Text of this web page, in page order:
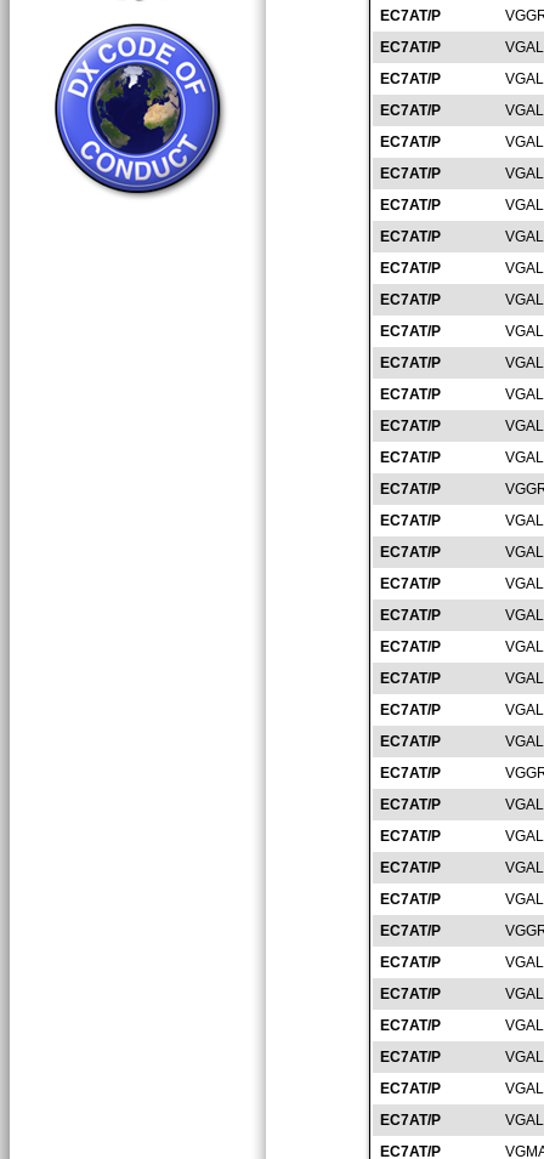
EC7AT/P
EC7AT/P
EC7AT/P
EC7AT/P
EC7AT/P
EC7AT/P
EC7AT/P
EC7AT/P
EC7AT/P
EC7AT/P
EC7AT/P
EC7AT/P
EC7AT/P
EC7AT/P
EC7AT/P
EC7AT/P
EC7AT/P
EC7AT/P
EC7AT/P
EC7AT/P
EC7AT/P
EC7AT/P
EC7AT/P
EC7AT/P
EC7AT/P
EC7AT/P
EC7AT/P
EC7AT/P
EC7AT/P
EC7AT/P
EC7AT/P
EC7AT/P
EC7AT/P
EC7AT/P
EC7AT/P
EC7AT/P
EC7AT/P